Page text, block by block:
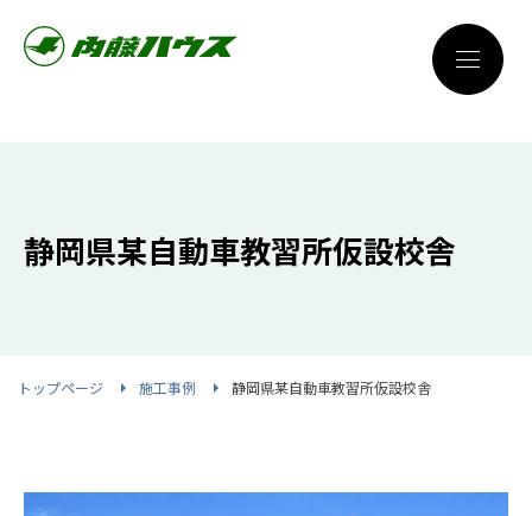
静岡県某自動車教習所仮設校舎
トップページ 施工事例 静岡県某自動車教習所仮設校舎